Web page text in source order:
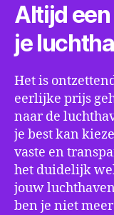
Altijd
je
Het is
eerlijke prijs
naar de
je best kan
vaste en
het duidelijk
jouw
ben je niet